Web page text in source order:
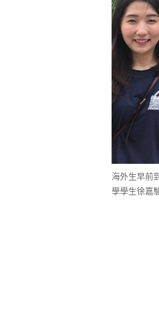
海外生早前
學學生徐嘉